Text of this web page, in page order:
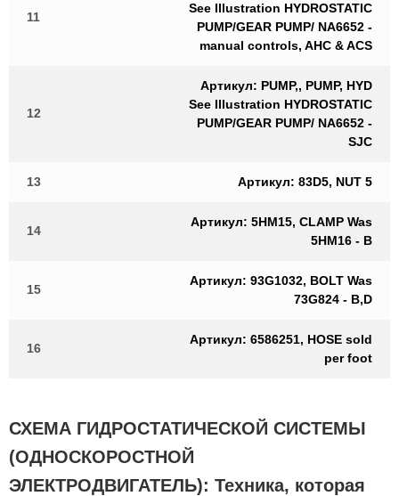
11
See Illustration HYDROSTATIC
PUMP/GEAR PUMP/ NA6652 -
manual controls, AHC & ACS
12
Артикул: PUMP,, PUMP, HYD
See Illustration HYDROSTATIC
PUMP/GEAR PUMP/ NA6652 -
SJC
13 Артикул: 83D5, NUT 5
14
Артикул: 5HM15, CLAMP Was
5HM16 - B
15
Артикул: 93G1032, BOLT Was
73G824 - B,D
16
Артикул: 6586251, HOSE sold
per foot
СХЕМА ГИДРОСТАТИЧЕСКОЙ СИСТЕМЫ
(ОДНОСКОРОСТНОЙ
ЭЛЕКТРОДВИГАТЕЛЬ): Техника, которая